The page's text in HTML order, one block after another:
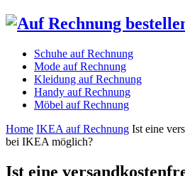
Schuhe auf Rechnung
Mode auf Rechnung
Kleidung auf Rechnung
Handy auf Rechnung
Möbel auf Rechnung
Home IKEA auf Rechnung Ist eine
bei IKEA möglich?
Ist eine